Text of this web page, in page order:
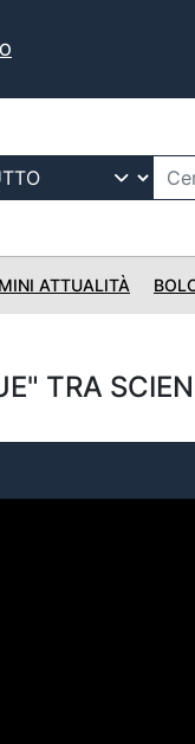
ATTUALITÀ
TRA